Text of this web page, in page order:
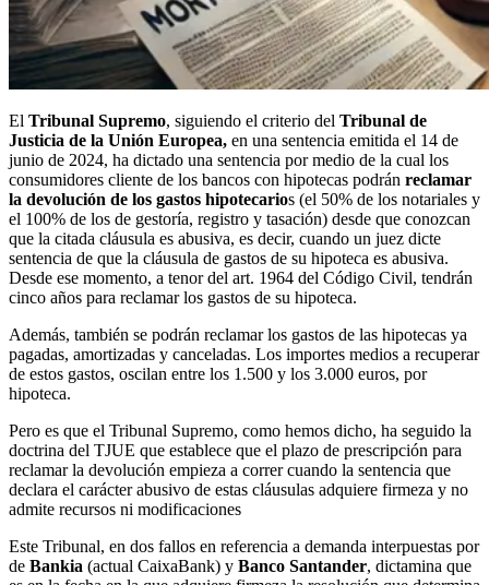
El Tribunal Supremo, siguiendo el criterio del Tribunal de
Justicia de la Unión Europea, en una sentencia emitida el 14 de
junio de 2024, ha dictado una sentencia por medio de la cual los
consumidores cliente de los bancos con hipotecas podrán reclamar
la devolución de los gastos hipotecarios (el 50% de los notariales y
el 100% de los de gestoría, registro y tasación) desde que conozcan
que la citada cláusula es abusiva, es decir, cuando un juez dicte
sentencia de que la cláusula de gastos de su hipoteca es abusiva.
Desde ese momento, a tenor del art. 1964 del Código Civil, tendrán
cinco años para reclamar los gastos de su hipoteca.
Además, también se podrán reclamar los gastos de las hipotecas ya
pagadas, amortizadas y canceladas. Los importes medios a recuperar
de estos gastos, oscilan entre los 1.500 y los 3.000 euros, por
hipoteca.
Pero es que el Tribunal Supremo, como hemos dicho, ha seguido la
doctrina del TJUE que establece que el plazo de prescripción para
reclamar la devolución empieza a correr cuando la sentencia que
declara el carácter abusivo de estas cláusulas adquiere firmeza y no
admite recursos ni modificaciones
Este Tribunal, en dos fallos en referencia a demanda interpuestas por
de Bankia (actual CaixaBank) y Banco Santander, dictamina que